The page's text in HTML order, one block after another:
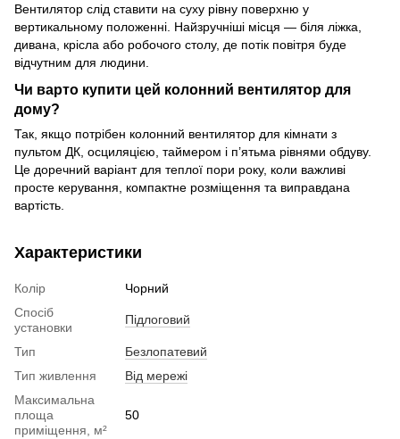
Вентилятор слід ставити на суху рівну поверхню у
вертикальному положенні. Найзручніші місця — біля ліжка,
дивана, крісла або робочого столу, де потік повітря буде
відчутним для людини.
Чи варто купити цей колонний вентилятор для
дому?
Так, якщо потрібен колонний вентилятор для кімнати з
пультом ДК, осциляцією, таймером і п’ятьма рівнями обдуву.
Це доречний варіант для теплої пори року, коли важливі
просте керування, компактне розміщення та виправдана
вартість.
Характеристики
Колір
Чорний
Спосіб
установки
Підлоговий
Тип
Безлопатевий
Тип живлення
Від мережі
Максимальна
площа
приміщення, м²
50